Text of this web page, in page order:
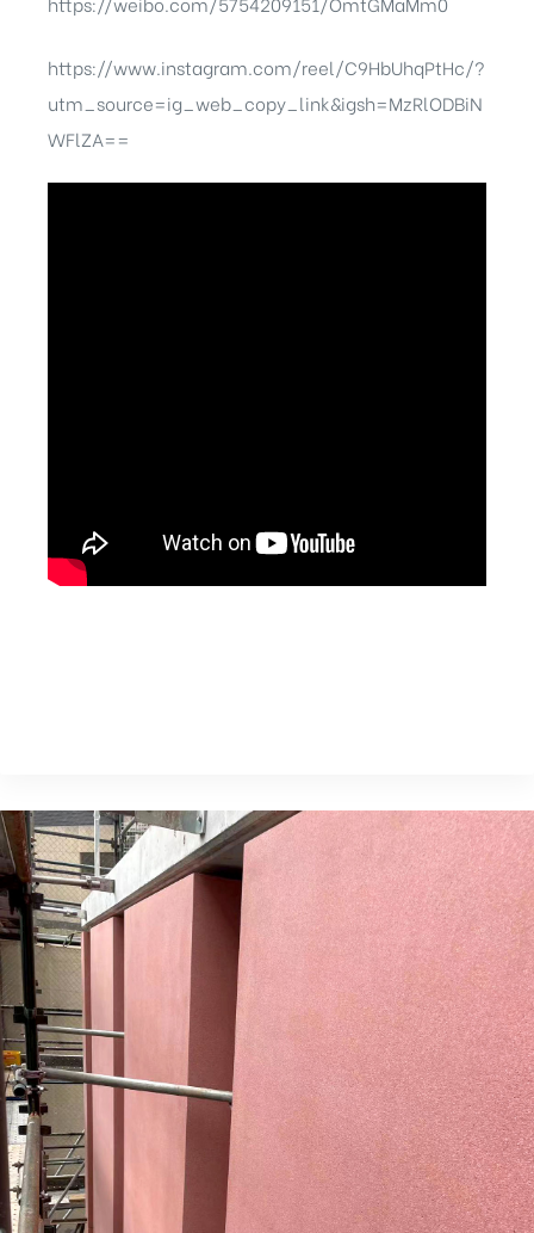
https://www.instagram.com/reel/C9HbUhqPtHc/?
utm_source=ig_web_copy_link&igsh=MzRlODBiN
WFlZA==